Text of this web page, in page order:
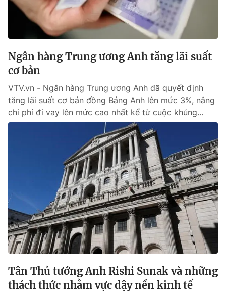
Ngân hàng Trung ương Anh tăng lãi suất
cơ bản
VTV.vn - Ngân hàng Trung ương Anh đã quyết định
tăng lãi suất cơ bản đồng Bảng Anh lên mức 3%, nâng
chi phí đi vay lên mức cao nhất kể từ cuộc khủng...
Tân Thủ tướng Anh Rishi Sunak và những
thách thức nhằm vực dậy nền kinh tế